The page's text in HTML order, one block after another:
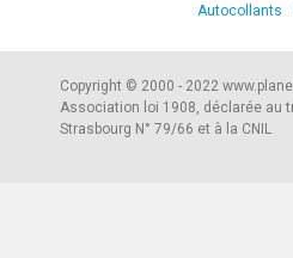
Autocollants
Copyright © 2000 - 2022
Association loi 1908, déclarée au
Strasbourg N° 79/66 et à la CNIL